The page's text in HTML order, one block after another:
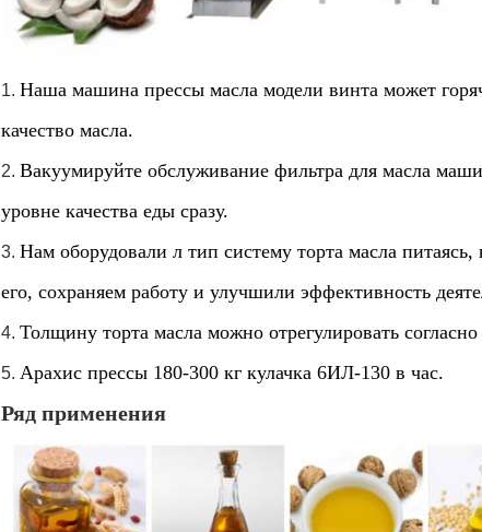
1. Наша машина прессы масла модели винта может
качество масла.
2. Вакуумируйте обслуживание фильтра для масла
уровне качества еды сразу.
3. Нам оборудовали л тип систему торта масла
его, сохраняем работу и улучшили эффективность
4. Толщину торта масла можно отрегулировать согласно
5. Арахис прессы 180-300 кг кулачка 6ИЛ-130 в час.
Ряд применения